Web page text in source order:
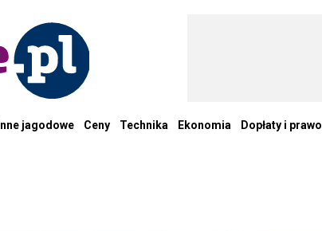
Inne jagodowe Ceny Technika Ekonomia Dopłaty i prawo